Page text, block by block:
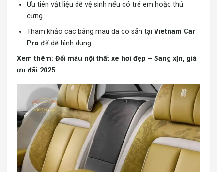
Ưu tiên vật liệu dễ vệ sinh nếu có trẻ em hoặc thú
cưng
Tham khảo các bảng màu da có sẵn tại Vietnam Car
Pro để dễ hình dung
Xem thêm: Đổi màu nội thất xe hơi đẹp – Sang xịn, giá
ưu đãi 2025